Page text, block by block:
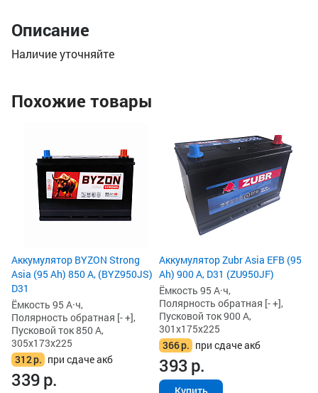
Описание
Наличие уточняйте
Похожие товары
Аккумулятор BYZON Strong
Asia (95 Ah) 850 А, (BYZ950JS)
D31
Ёмкость 95 А·ч,
Полярность обратная [- +],
Пусковой ток 850 А,
305x173x225
312р. при сдаче акб
339р.
Аккумулятор Zubr Asia EFB (95
Ah) 900 А, D31 (ZU950JF)
Ёмкость 95 А·ч,
Полярность обратная [- +],
Пусковой ток 900 А,
301x175x225
366р. при сдаче акб
393р.
Купить